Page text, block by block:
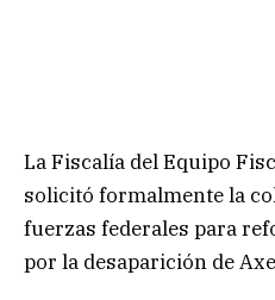
La Fiscalía del Equipo
solicitó formalmente la
fuerzas federales para
por la desaparición de